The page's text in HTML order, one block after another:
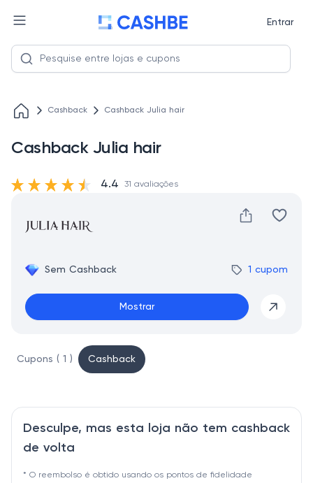
Entrar
Cashback Cashback Julia hair
Cashback Julia hair
Sem Cashback 1 cupom
Mostrar
4.4 31 avaliações
Cupons ( 1 ) Cashback
Desculpe, mas esta loja não tem cashback
de volta
* O reembolso é obtido usando os pontos de fidelidade